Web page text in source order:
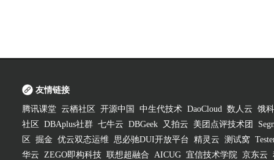
友情链接
腾讯课堂 云栖社区 开源中国 中生代技术 DaoCloud 数人云 饿
社区
DBAplus社群 七牛云 DBGeek 又拍云 美团点评技术团
区
掘金 优云双态运维 思必驰DUI开放平台 精灵云 测试窝
华云 ZEGO即构科技 联想超融合 AICUG 宜信技术学院 京东云